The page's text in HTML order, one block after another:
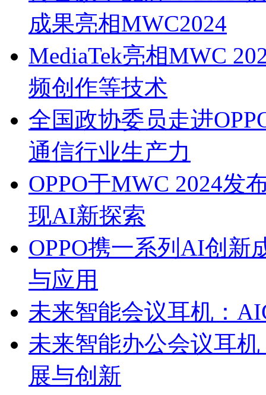
成果亮相MWC2024
MediaTek亮相MWC
频创作等技术
全国政协委员走进
通信行业生产力
OPPO于MWC 2024发
现AI新探索
OPPO携一系列AI创新
与应用
未来智能会议耳机：
未来智能办公会议耳
展与创新